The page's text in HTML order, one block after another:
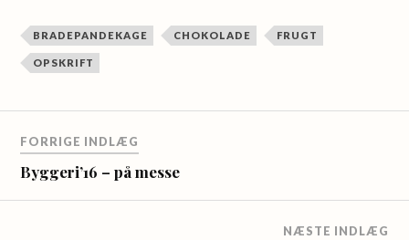
BRADEPANDEKAGE CHOKOLADE FRUGT
OPSKRIFT
FORRIGE INDLÆG
Byggeri’16 – på messe
NÆSTE INDLÆG